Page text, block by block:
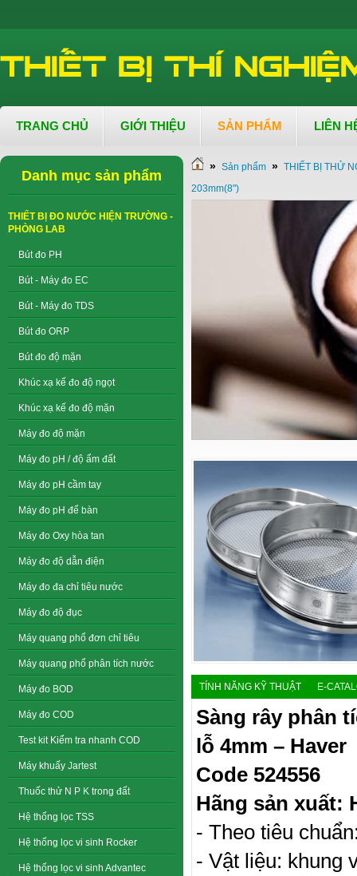
TRANG CHỦ GIỚI THIỆU SẢN PHẨM LIÊN
Danh mục sản phẩm
THIẾT BỊ ĐO NƯỚC HIỆN TRƯỜNG -
PHÒNG LAB
Bút đo PH
Bút - Máy đo EC
Bút - Máy đo TDS
Bút đo ORP
Bút đo độ mặn
Khúc xạ kế đo độ ngọt
Khúc xạ kế đo độ mặn
Máy đo độ mặn
Máy đo pH / độ ẩm đất
Máy đo pH cầm tay
Máy đo pH để bàn
Máy đo Oxy hòa tan
Máy đo độ dẫn điện
Máy đo đa chỉ tiêu nước
Máy đo độ đục
Máy quang phổ đơn chỉ tiêu
Máy quang phổ phân tích nước
Máy đo BOD
Máy đo COD
Test kit Kiểm tra nhanh COD
Máy khuấy Jartest
Thuốc thử N P K trong đất
Hệ thống lọc TSS
Hệ thống lọc vi sinh Rocker
Hệ thống lọc vi sinh Advantec
» Sản phẩm » THIẾT BỊ THỬ
203mm(8")
TÍNH NĂNG KỸ THUẬT E-
Sàng rây phân
lỗ 4mm –
Code 524556
Hãng sản xuất:
- Theo tiêu
- Vật liệu: khung